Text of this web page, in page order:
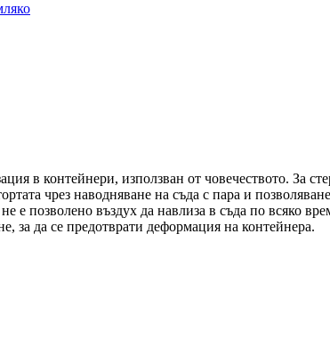
в контейнери, използван от човечеството. За
чрез наводняване на съда с пара и
е позволено въздух да навлиза в съда по всяко
за да се предотврати деформация на контейнера.